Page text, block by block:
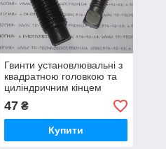
Гвинти установлювальні з
квадратною головкою та
циліндричним кінцем
ГОСТ 1482-84 М12х30
47₴
Купити